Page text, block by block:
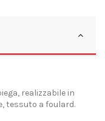
realizzabile in
tessuto a foulard.